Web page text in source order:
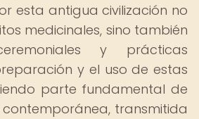
esta antigua civilización no
medicinales, sino también
y prácticas
y el uso de estas
parte fundamental de
transmitida